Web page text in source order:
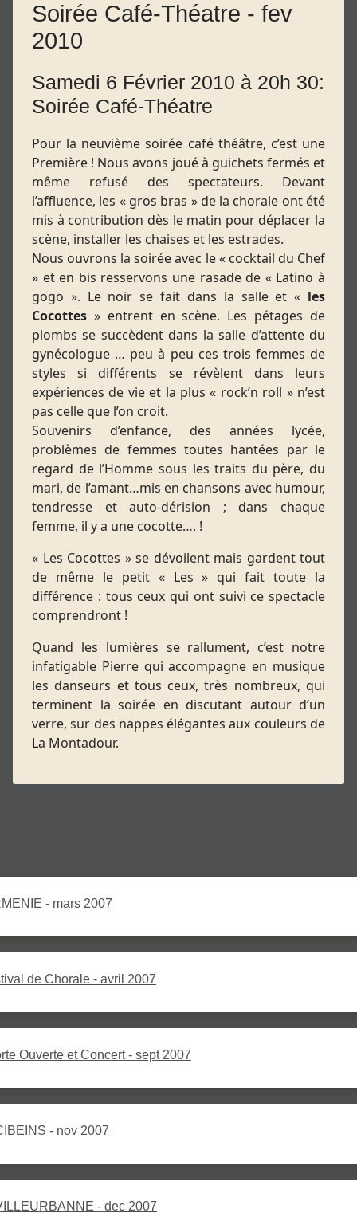
- mars 2007
de Chorale - avril 2007
Ouverte et Concert - sept 2007
- nov 2007
- dec 2007
Soirée Café-Théatre - fev
2010
Samedi 6 Février 2010 à 20h 30:
Soirée Café-Théatre
Pour la neuvième soirée café théâtre, c’est une
Première ! Nous avons joué à guichets fermés et
même refusé des spectateurs. Devant
l’affluence, les « gros bras » de la chorale ont été
mis à contribution dès le matin pour déplacer la
scène, installer les chaises et les estrades.
Nous ouvrons la soirée avec le « cocktail du Chef
» et en bis resservons une rasade de « Latino à
gogo ». Le noir se fait dans la salle et « les
Cocottes » entrent en scène. Les pétages de
plombs se succèdent dans la salle d’attente du
gynécologue … peu à peu ces trois femmes de
styles si différents se révèlent dans leurs
expériences de vie et la plus « rock’n roll » n’est
pas celle que l’on croit.
Souvenirs d’enfance, des années lycée,
problèmes de femmes toutes hantées par le
regard de l’Homme sous les traits du père, du
mari, de l’amant…mis en chansons avec humour,
tendresse et auto-dérision ; dans chaque
femme, il y a une cocotte…. !
« Les Cocottes » se dévoilent mais gardent tout
de même le petit « Les » qui fait toute la
différence : tous ceux qui ont suivi ce spectacle
comprendront !
Quand les lumières se rallument, c’est notre
infatigable Pierre qui accompagne en musique
les danseurs et tous ceux, très nombreux, qui
terminent la soirée en discutant autour d’un
verre, sur des nappes élégantes aux couleurs de
La Montadour.